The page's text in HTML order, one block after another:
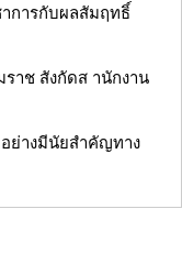
การกับผลสัมฤทธิ์
าช สังกัดส านักงาน
ย่างมีนัยสำคัญทาง